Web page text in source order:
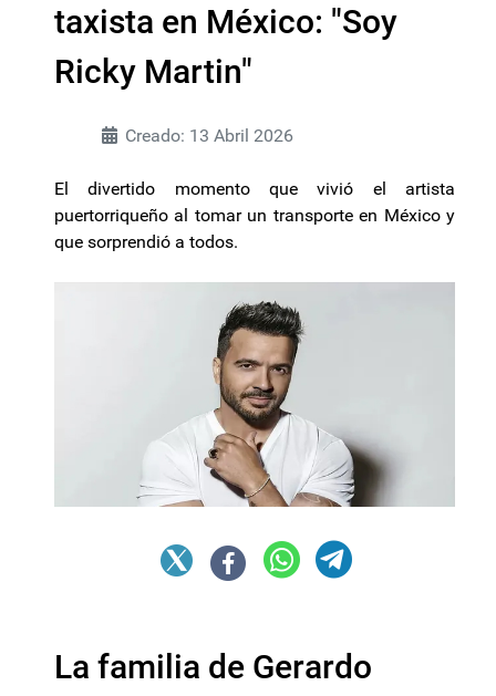
taxista en México: "Soy
Ricky Martin"
Creado: 13 Abril 2026
El divertido momento que vivió el artista
puertorriqueño al tomar un transporte en México y
que sorprendió a todos.
La familia de Gerardo